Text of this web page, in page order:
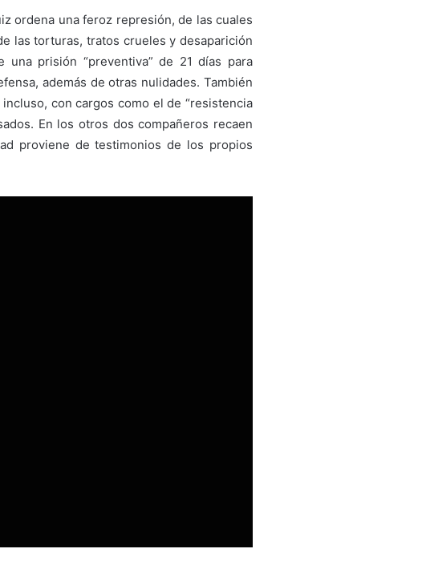
ordena una feroz represión, de las cuales
las torturas, tratos crueles y desaparición
una prisión “preventiva” de 21 días para
además de otras nulidades. También
con cargos como el de “resistencia
En los otros dos compañeros recaen
proviene de testimonios de los propios